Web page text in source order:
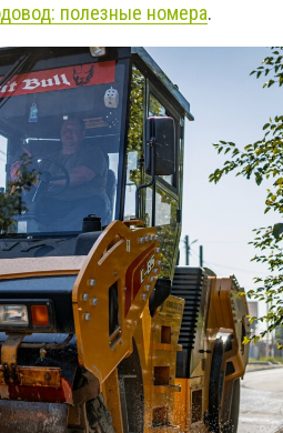
полезные номера.